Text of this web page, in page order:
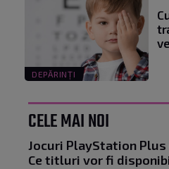
DEPĂRINȚI
CELE MAI NOI
Jocuri PlayStation
Ce titluri vor fi